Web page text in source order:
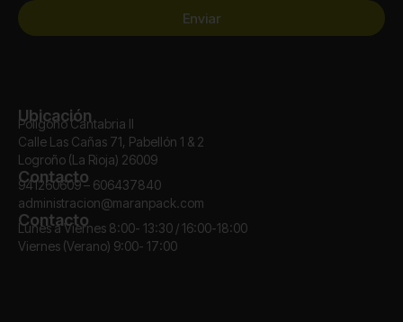
Enviar
Ubicación
Polígono Cantabria II
Calle Las Cañas 71, Pabellón 1 & 2
Logroño (La Rioja) 26009
Contacto
941260609 – 606437840
administracion@maranpack.com
Contacto
Lunes a Viernes 8:00- 13:30 / 16:00-18:00
Viernes (Verano) 9:00- 17:00